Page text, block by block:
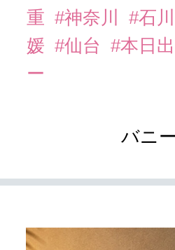
重 #神奈川 #石川
媛 #仙台 #本日
ー
バニ